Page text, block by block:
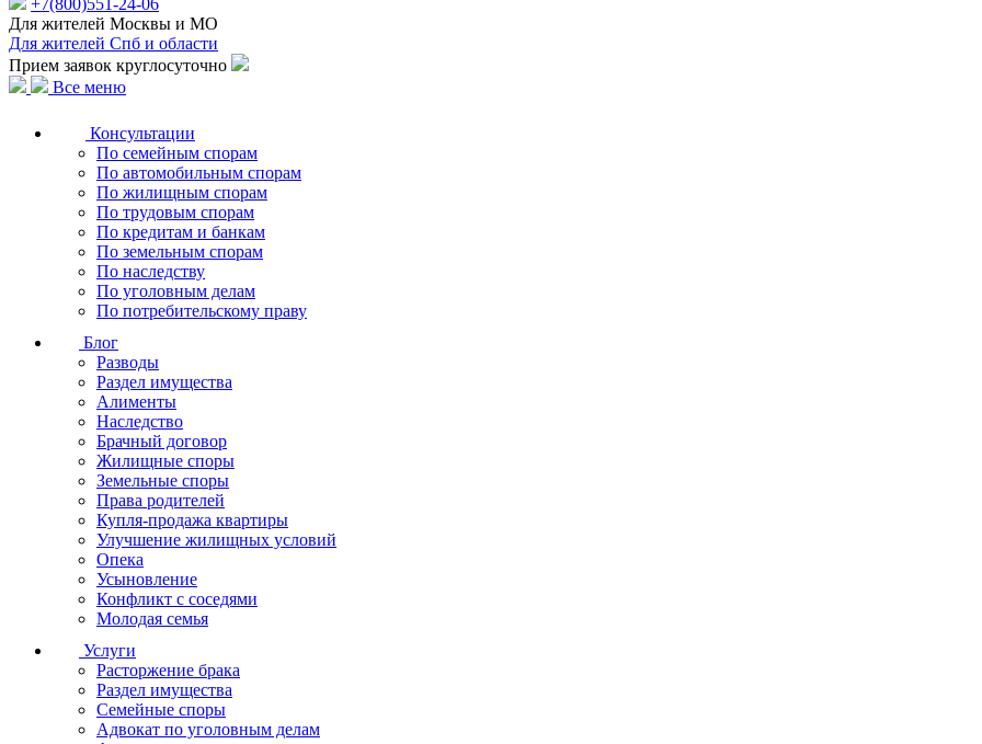
+7(800)551-24-06
Для жителей Москвы и МО
Для жителей Спб и области
Прием заявок круглосуточно
Все меню
Консультации
По семейным спорам
По автомобильным спорам
По жилищным спорам
По трудовым спорам
По кредитам и банкам
По земельным спорам
По наследству
По уголовным делам
По потребительскому праву
Блог
Разводы
Раздел имущества
Алименты
Наследство
Брачный договор
Жилищные споры
Земельные споры
Права родителей
Купля-продажа квартиры
Улучшение жилищных условий
Опека
Усыновление
Конфликт с соседями
Молодая семья
Услуги
Расторжение брака
Раздел имущества
Семейные споры
Адвокат по уголовным делам